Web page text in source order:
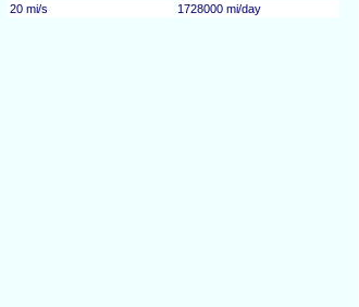
20 mi/s
1728000 mi/day